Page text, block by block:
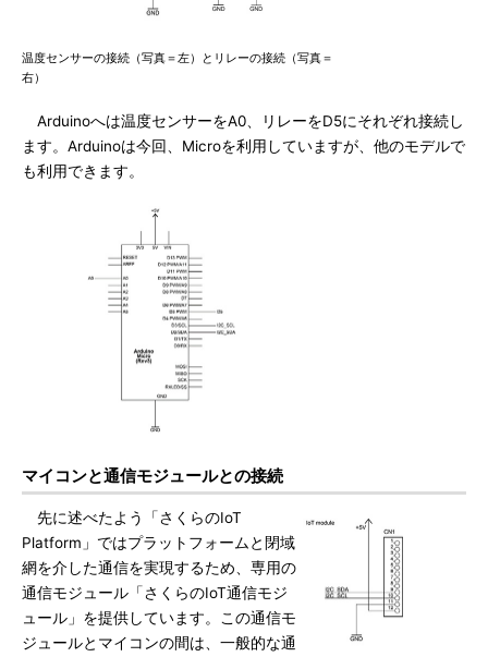
温度センサーの接続（写真＝左）とリレーの接続（写真＝
右）
Arduinoへは温度センサーをA0、リレーをD5にそれぞれ接続し
ます。Arduinoは今回、Microを利用していますが、他のモデルで
も利用できます。
マイコンと通信モジュールとの接続
先に述べたよう「さくらのIoT
Platform」ではプラットフォームと閉域
網を介した通信を実現するため、専用の
通信モジュール「さくらのIoT通信モジ
ュール」を提供しています。この通信モ
ジュールとマイコンの間は、一般的な通